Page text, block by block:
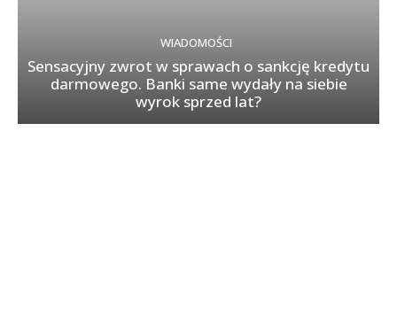
WIADOMOŚCI
Sensacyjny zwrot w sprawach o sankcję kredytu
darmowego. Banki same wydały na siebie
wyrok sprzed lat?